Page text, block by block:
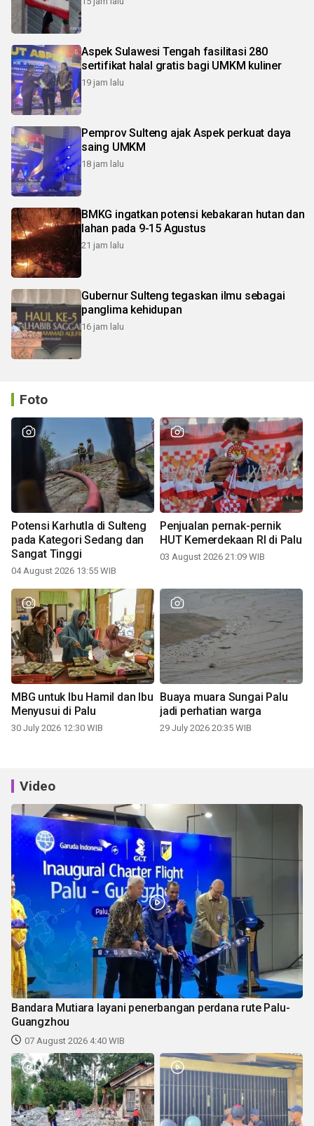
Aspek Sulawesi Tengah fasilitasi 280
sertifikat halal gratis bagi UMKM kuliner
19 jam lalu
Pemprov Sulteng ajak Aspek perkuat daya
saing UMKM
18 jam lalu
BMKG ingatkan potensi kebakaran hutan dan
lahan pada 9-15 Agustus
21 jam lalu
Gubernur Sulteng tegaskan ilmu sebagai
panglima kehidupan
16 jam lalu
Foto
Potensi Karhutla di Sulteng
pada Kategori Sedang dan
Sangat Tinggi
04 August 2026 13:55 WIB
Penjualan pernak-pernik
HUT Kemerdekaan RI di Palu
03 August 2026 21:09 WIB
MBG untuk Ibu Hamil dan Ibu
Menyusui di Palu
30 July 2026 12:30 WIB
Buaya muara Sungai Palu
jadi perhatian warga
29 July 2026 20:35 WIB
Video
Bandara Mutiara layani penerbangan perdana rute Palu-
Guangzhou
07 August 2026 4:40 WIB